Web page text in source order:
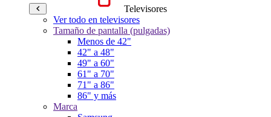
Televisores
Ver todo en televisores
Tamaño de pantalla (pulgadas)
Menos de 42"
42" a 48"
49" a 60"
61" a 70"
71" a 86"
86" y más
Marca